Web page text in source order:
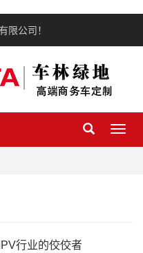
限公司！
行业的佼佼者